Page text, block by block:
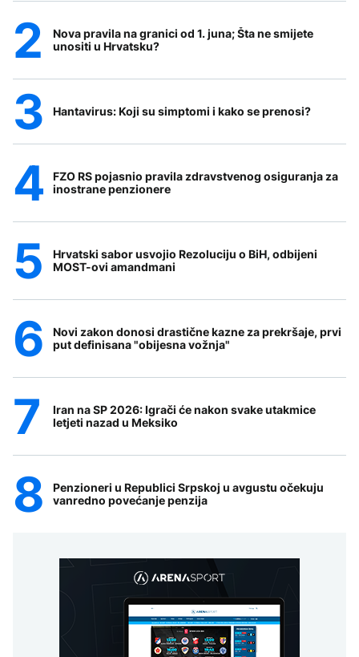
Nova pravila na granici od 1. juna; Šta ne smijete
unositi u Hrvatsku?
Hantavirus: Koji su simptomi i kako se prenosi?
FZO RS pojasnio pravila zdravstvenog osiguranja za
inostrane penzionere
Hrvatski sabor usvojio Rezoluciju o BiH, odbijeni
MOST-ovi amandmani
Novi zakon donosi drastične kazne za prekršaje, prvi
put definisana "obijesna vožnja"
Iran na SP 2026: Igrači će nakon svake utakmice
letjeti nazad u Meksiko
Penzioneri u Republici Srpskoj u avgustu očekuju
vanredno povećanje penzija